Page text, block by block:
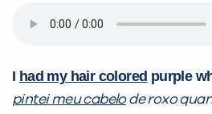
I had my hair colored purple
pintei meu cabelode roxo